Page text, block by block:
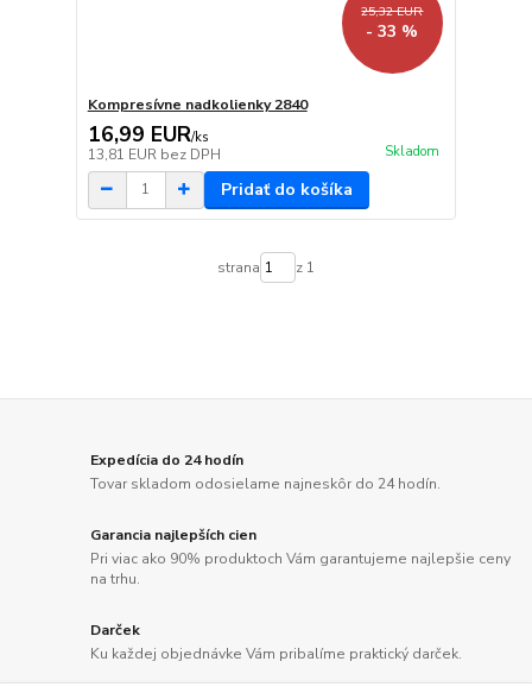
25,32 EUR
- 33 %
Kompresívne nadkolienky 2840
16,99 EUR/ks
13,81 EUR bez DPH Skladom
Pridať do košíka
strana z 1
Expedícia do 24 hodín
Tovar skladom odosielame najneskôr do 24 hodín.
Garancia najlepších cien
Pri viac ako 90% produktoch Vám garantujeme najlepšie ceny
na trhu.
Darček
Ku každej objednávke Vám pribalíme praktický darček.